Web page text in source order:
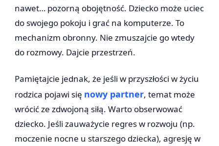
nawet… pozorną obojętność. Dziecko może uciec
do swojego pokoju i grać na komputerze. To
mechanizm obronny. Nie zmuszajcie go wtedy
do rozmowy. Dajcie przestrzeń.
Pamiętajcie jednak, że jeśli w przyszłości w życiu
rodzica pojawi się nowy partner, temat może
wrócić ze zdwojoną siłą. Warto obserwować
dziecko. Jeśli zauważycie regres w rozwoju (np.
moczenie nocne u starszego dziecka), agresję w